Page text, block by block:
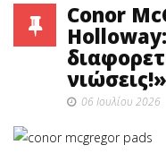
Conor
νιώσεις!»
06 Ιουλίου 2026